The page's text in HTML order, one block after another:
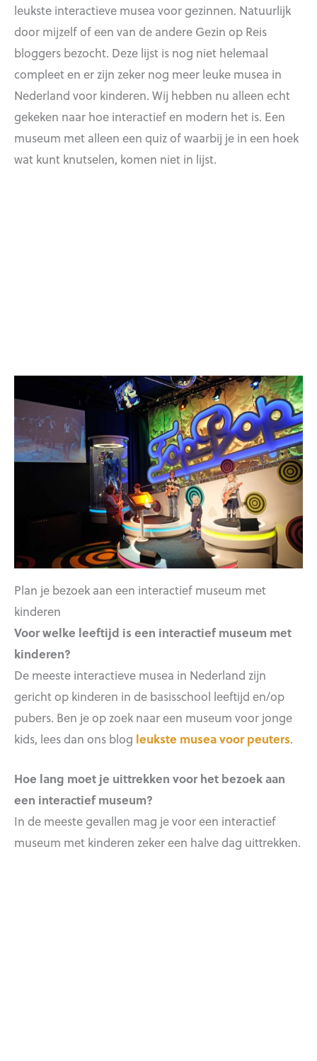
leukste interactieve musea voor gezinnen. Natuurlijk
door mijzelf of een van de andere Gezin op Reis
bloggers bezocht. Deze lijst is nog niet helemaal
compleet en er zijn zeker nog meer leuke musea in
Nederland voor kinderen. Wij hebben nu alleen echt
gekeken naar hoe interactief en modern het is. Een
museum met alleen een quiz of waarbij je in een hoek
wat kunt knutselen, komen niet in lijst.
Plan je bezoek aan een interactief museum met
kinderen
Voor welke leeftijd is een interactief museum met
kinderen?
De meeste interactieve musea in Nederland zijn
gericht op kinderen in de basisschool leeftijd en/op
pubers. Ben je op zoek naar een museum voor jonge
kids, lees dan ons blog leukste musea voor peuters.
Hoe lang moet je uittrekken voor het bezoek aan
een interactief museum?
In de meeste gevallen mag je voor een interactief
museum met kinderen zeker een halve dag uittrekken.